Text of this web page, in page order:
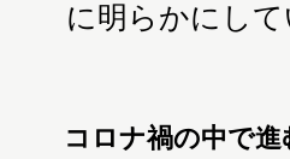
に明らかにして
コロナ禍の中で